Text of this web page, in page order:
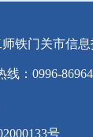
铁门关市信
线：0996-
号